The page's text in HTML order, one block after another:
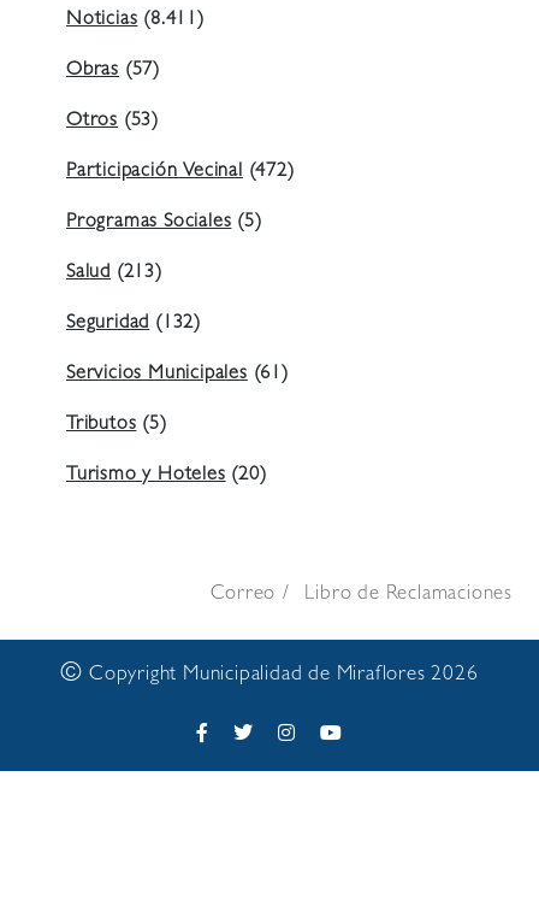
Noticias (8.411)
Obras (57)
Otros (53)
Participación Vecinal (472)
Programas Sociales (5)
Salud (213)
Seguridad (132)
Servicios Municipales (61)
Tributos (5)
Turismo y Hoteles (20)
Correo Libro de Reclamaciones
© Copyright Municipalidad de Miraflores 2026